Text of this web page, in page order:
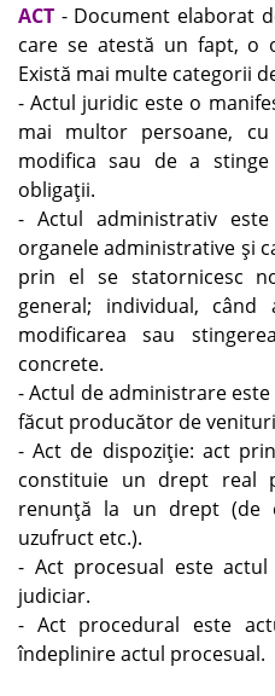
ACT - Document elaborat
care se atestă un fapt, o
Există mai multe categorii
- Actul juridic este o
mai multor persoane,
modifica sau de a
obligaţii.
- Actul administrativ
organele administrative şi
prin el se statornicesc
general; individual,
modificarea sau
concrete.
- Actul de administrare
făcut producător de
- Act de dispoziţie: act
constituie un drept
renunţă la un drept (de
uzufruct etc.).
- Act procesual este
judiciar.
- Act procedural este
îndeplinire actul procesual.